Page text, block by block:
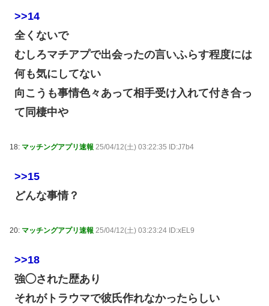
>>14
全くないで
むしろマチアプで出会ったの言いふらす程度には
何も気にしてない
向こうも事情色々あって相手受け入れて付き合っ
て同棲中や
18: マッチングアプリ速報 25/04/12(土) 03:22:35 ID:J7b4
>>15
どんな事情？
20: マッチングアプリ速報 25/04/12(土) 03:23:24 ID:xEL9
>>18
強◯された歴あり
それがトラウマで彼氏作れなかったらしい